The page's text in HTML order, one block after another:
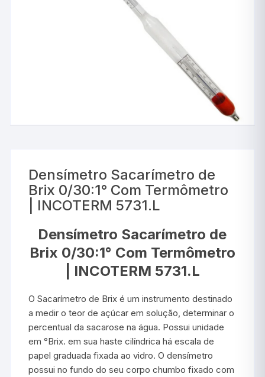
Densímetro Sacarímetro de
Brix 0/30:1° Com Termômetro
| INCOTERM 5731.L
Densímetro Sacarímetro de
Brix 0/30:1° Com Termômetro
| INCOTERM 5731.L
O Sacarímetro de Brix é um instrumento destinado
a medir o teor de açúcar em solução, determinar o
percentual da sacarose na água. Possui unidade
em °Brix. em sua haste cilíndrica há escala de
papel graduada fixada ao vidro. O densímetro
possui no fundo do seu corpo chumbo fixado com